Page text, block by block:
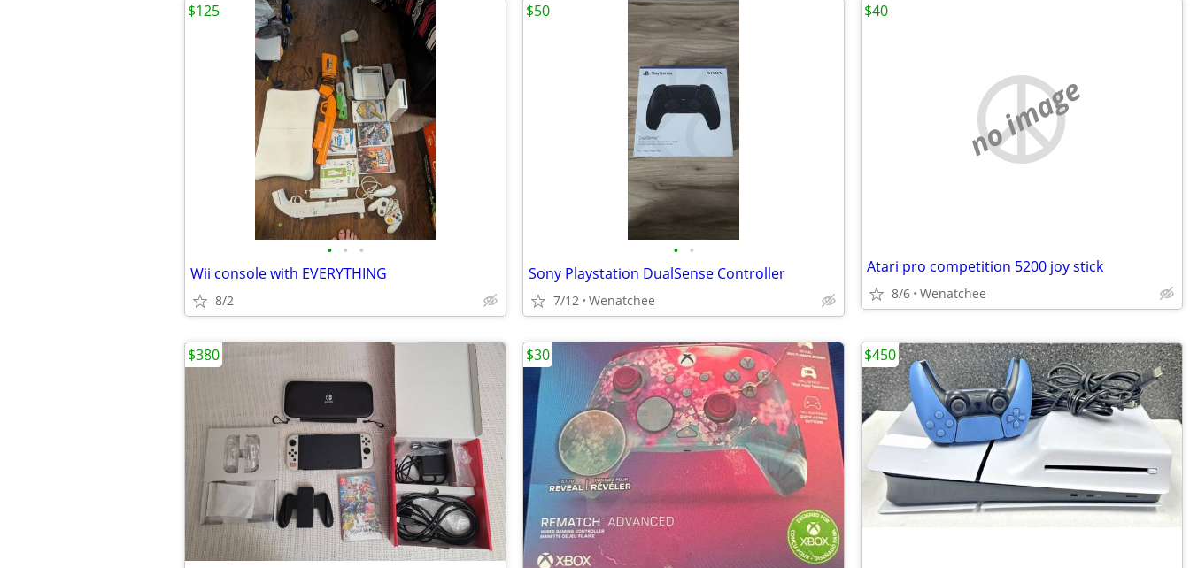
• • •
Wii console with EVERYTHING
8/2
$125
• •
Sony Playstation DualSense Controller
7/12 Wenatchee
$50
no image
Atari pro competition 5200 joy stick
8/6 Wenatchee
$40
$380 $30 $450